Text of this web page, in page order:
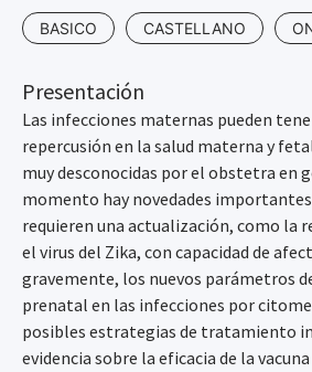
BASICO CASTELLANO
Presentación
Las infecciones maternas pueden
repercusión en la salud materna y
muy desconocidas por el obstetra en
momento hay novedades
requieren una actualización, como la
el virus del Zika, con capacidad de
gravemente, los nuevos parámetros
prenatal en las infecciones por
posibles estrategias de tratamiento
evidencia sobre la eficacia de la